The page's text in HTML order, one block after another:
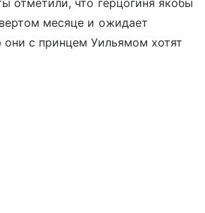
отметили, что герцогиня якобы
месяце и ожидает
они с принцем Уильямом хотят